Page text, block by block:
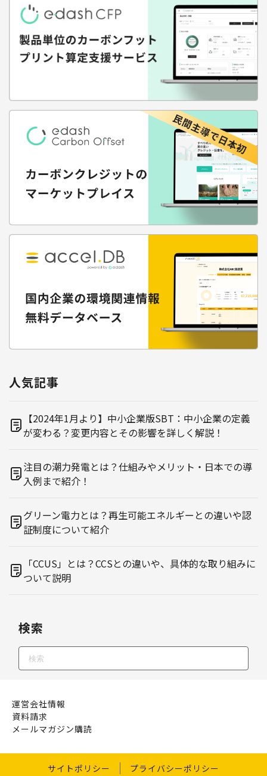
人気記事
【2024年1月より】中小企業版SBT：中小企業の定義
が変わる？変更内容とその影響を詳しく解説！
注目の潮力発電とは？仕組みやメリット・日本での導
入例まで紹介！
グリーン電力とは？再生可能エネルギーとの違いや認
証制度について紹介
「CCUS」とは？CCSとの違いや、具体的な取り組みに
ついて説明
検索
運営会社情報
資料請求
メールマガジン購読
サイトポリシー プライバシーポリシー